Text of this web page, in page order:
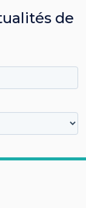
de notre
Partagez
alertes
sur vos
appareils
avec des
de planification.
look
de